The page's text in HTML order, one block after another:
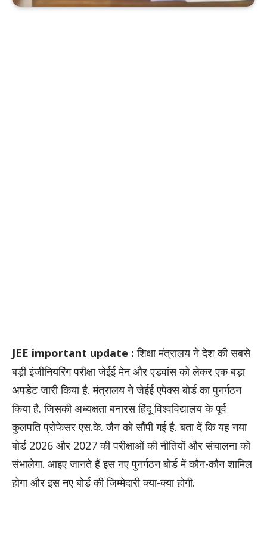
JEE important update :शिक्षा मंत्रालय ने देश की सबसे
बड़ी इंजीनियरिंग परीक्षा जेईई मेन और एडवांस को लेकर एक बड़ा
अपडेट जारी किया है. मंत्रालय ने जेईई एपेक्स बोर्ड का पुनर्गठन
किया है. जिसकी अध्यक्षता बनारस हिंदू विश्वविद्यालय के पूर्व
कुलपति प्रोफेसर एस.के. जैन को सौंपी गई है. बता दें कि यह नया
बोर्ड 2026 और 2027 की परीक्षाओं की नीतियों और संचालना को
संभालेगा. आइए जानते हैं इस नए पुनर्गठन बोर्ड में कौन-कौन शामिल
होगा और इस नए बोर्ड की जिम्मेदारी क्या-क्या होगी.